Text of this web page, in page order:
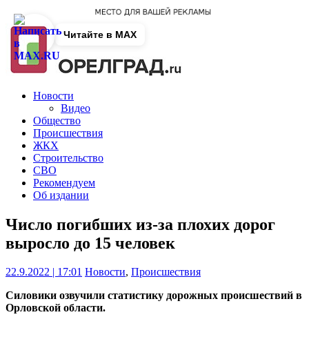
Новости
Видео
Общество
Происшествия
ЖКХ
Строительство
СВО
Рекомендуем
Об издании
Число погибших из-за плохих дорог
выросло до 15 человек
22.9.2022 | 17:01 Новости, Происшествия
Силовики озвучили статистику дорожных происшествий в
Орловской области.
Читайте в MAX